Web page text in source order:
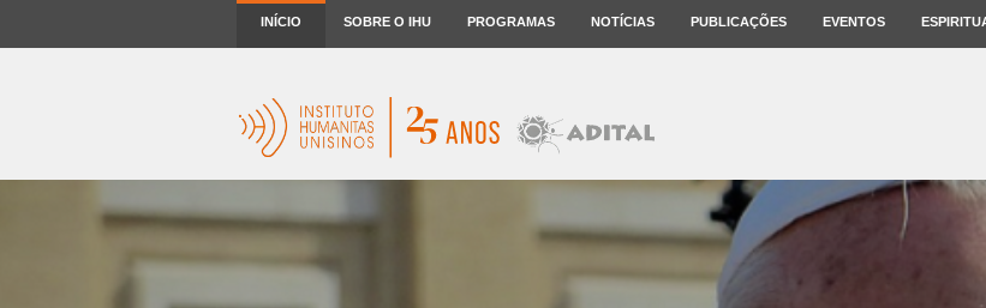
INÍCIO SOBRE O IHU PROGRAMAS NOTÍCIAS PUBLICAÇÕES EVENTOS